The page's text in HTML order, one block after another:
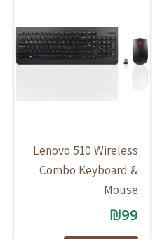
Lenovo 510 Wireless
Combo Keyboard &
Mouse
₪99